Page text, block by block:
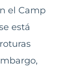
el Camp
está